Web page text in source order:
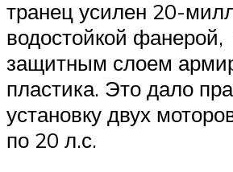
транец усилен 20-
водостойкой фанерой,
защитным слоем
пластика. Это дало
установку двух
по 20 л.с.